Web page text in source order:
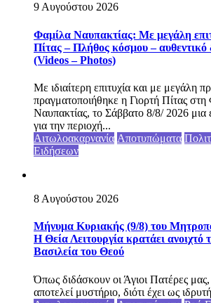
9 Αυγούστου 2026
Φαμίλα Ναυπακτίας: Με μεγάλη
Πίτας – Πλήθος κόσμου – αυθεντικό
(Videos – Photos)
Με ιδιαίτερη επιτυχία και με μεγάλη
πραγματοποιήθηκε η Γιορτή Πίτας
Ναυπακτίας, το Σάββατο 8/8/ 2026
για την περιοχή...
Αιτωλοακαρνανία Αποτυπώματα
Ειδήσεων
8 Αυγούστου 2026
Μήνυμα Κυριακής (9/8) του
Η Θεία Λειτουργία κρατάει ανοιχτό
Βασιλεία του Θεού
Όπως διδάσκουν οι Άγιοι Πατέρες
αποτελεί μυστήριο, διότι έχει ως